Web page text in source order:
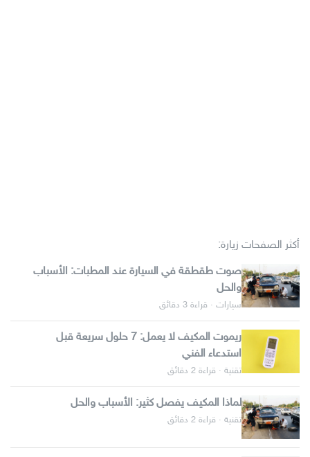
أكثر الصفحات زيارة:
صوت طقطقة في السيارة عند المطبات: الأسباب
والحل
سيارات · قراءة 3 دقائق
ريموت المكيف لا يعمل: 7 حلول سريعة قبل
استدعاء الفني
تقنية · قراءة 2 دقائق
لماذا المكيف يفصل كثير: الأسباب والحل
تقنية · قراءة 2 دقائق